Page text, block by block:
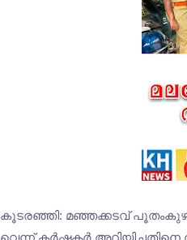
കൂ​ട​ര​ഞ്ഞി: മ​ഞ്ഞ​ക്ക​ട​വ്
വെ​ന്ന് ക​ര്‍​ഷ​ക​ര്‍